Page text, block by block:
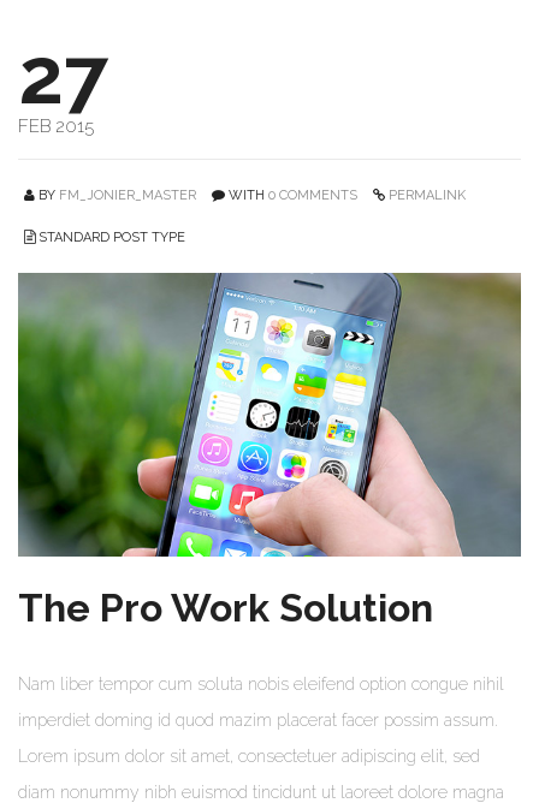
27
FEB 2015
BY FM_JONIER_MASTER WITH 0 COMMENTS PERMALINK
STANDARD POST TYPE
The Pro Work Solution
Nam liber tempor cum soluta nobis eleifend option congue nihil
imperdiet doming id quod mazim placerat facer possim assum.
Lorem ipsum dolor sit amet, consectetuer adipiscing elit, sed
diam nonummy nibh euismod tincidunt ut laoreet dolore magna